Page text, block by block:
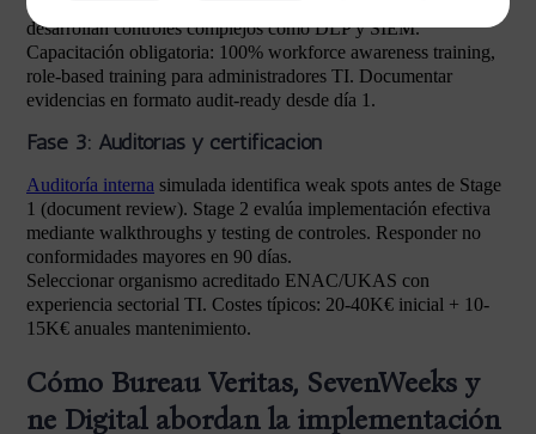
universal, segmentación red y backup 3-2-1 mientras
desarrollan controles complejos como DLP y SIEM.
Capacitación obligatoria: 100% workforce awareness training,
role-based training para administradores TI. Documentar
evidencias en formato audit-ready desde día 1.
Fase 3: Auditorías y certificación
Auditoría interna simulada identifica weak spots antes de Stage
1 (document review). Stage 2 evalúa implementación efectiva
mediante walkthroughs y testing de controles. Responder no
conformidades mayores en 90 días.
Seleccionar organismo acreditado ENAC/UKAS con
experiencia sectorial TI. Costes típicos: 20-40K€ inicial + 10-
15K€ anuales mantenimiento.
Cómo Bureau Veritas, SevenWeeks y
ne Digital abordan la implementación